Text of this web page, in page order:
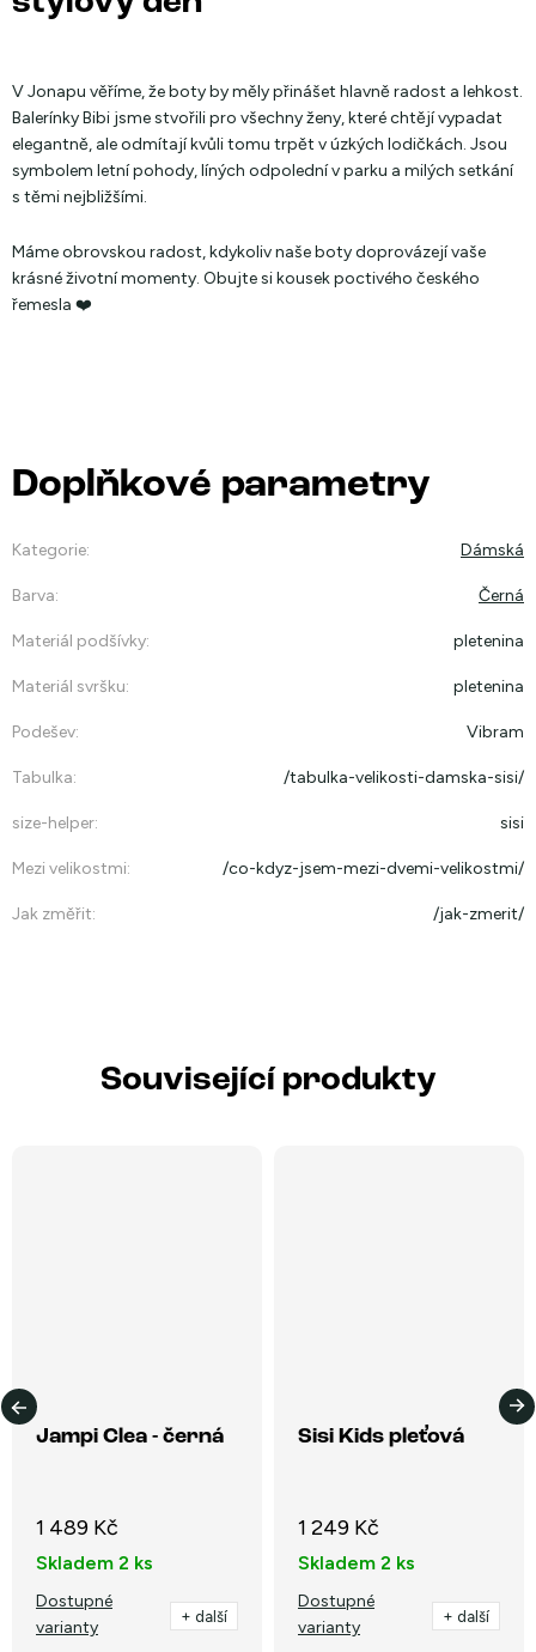
V Jonapu věříme, že boty by měly přinášet hlavně radost a lehkost.
Balerínky Bibi jsme stvořili pro všechny ženy, které chtějí vypadat
elegantně, ale odmítají kvůli tomu trpět v úzkých lodičkách. Jsou
symbolem letní pohody, líných odpolední v parku a milých setkání
s těmi nejbližšími.
Máme obrovskou radost, kdykoliv naše boty doprovázejí vaše
krásné životní momenty. Obujte si kousek poctivého českého
řemesla ❤️
Doplňkové parametry
Kategorie: Dámská
Barva: Černá
Materiál podšívky: pletenina
Materiál svršku: pletenina
Podešev: Vibram
Tabulka: /tabulka-velikosti-damska-sisi/
size-helper: sisi
Mezi velikostmi: /co-kdyz-jsem-mezi-dvemi-velikostmi/
Jak změřit: /jak-zmerit/
Související produkty
Jampi Clea - černá
1 489 Kč
Skladem 2 ks
Dostupné
varianty
+ další
Sisi Kids pleťová
1 249 Kč
Skladem 2 ks
Dostupné
varianty
+ další